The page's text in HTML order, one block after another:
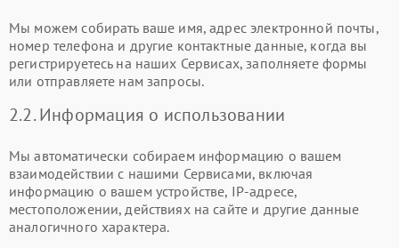
Мы можем собирать ваше имя, адрес электронной почты,
номер телефона и другие контактные данные, когда вы
регистрируетесь на наших Сервисах, заполняете формы
или отправляете нам запросы.
2.2. Информация о использовании
Мы автоматически собираем информацию о вашем
взаимодействии с нашими Сервисами, включая
информацию о вашем устройстве, IP-адресе,
местоположении, действиях на сайте и другие данные
аналогичного характера.